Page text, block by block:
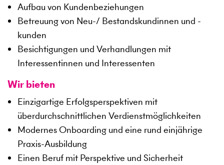
Aufbau von Kundenbeziehungen
Betreuung von Neu-/ Bestandskundinnen und -
kunden
Besichtigungen und Verhandlungen mit
Interessentinnen und Interessenten
Wir bieten
Einzigartige Erfolgsperspektiven mit
überdurchschnittlichen Verdienstmöglichkeiten
Modernes Onboarding und eine rund einjährige
Praxis-Ausbildung
Einen Beruf mit Perspektive und Sicherheit